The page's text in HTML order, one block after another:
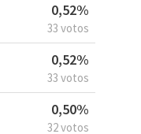
0,52%
33 votos
0,52%
33 votos
0,50%
32 votos